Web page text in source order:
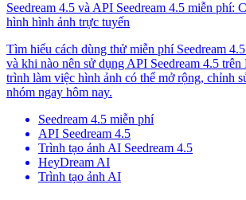
Seedream 4.5 và API Seedream 4.5 miễn phí:
hình hình ảnh trực tuyến
Tìm hiểu cách dùng thử miễn phí Seedream
và khi nào nên sử dụng API Seedream 4.5
trình làm việc hình ảnh có thể mở rộng, chỉnh
nhóm ngay hôm nay.
Seedream 4.5 miễn phí
API Seedream 4.5
Trình tạo ảnh AI Seedream 4.5
HeyDream AI
Trình tạo ảnh AI